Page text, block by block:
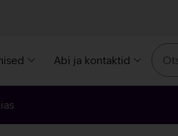
Abi ja kontaktid